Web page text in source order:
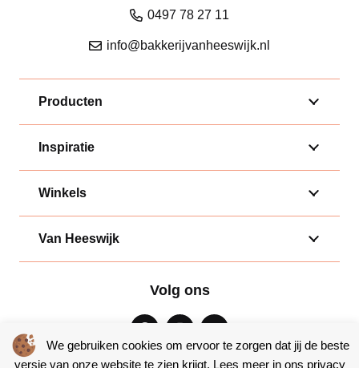
We gebruiken cookies om ervoor te zorgen dat jij de beste
versie van onze website te zien krijgt. Lees meer in ons privacy
0497 78 27 11
info@bakkerijvanheeswijk.nl
Producten
Inspiratie
Winkels
Van Heeswijk
Volg ons